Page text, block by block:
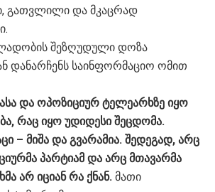
გათვლილი და მკაცრად
შეზღუდული დოზა
დანარჩენს საინფორმაციო ომით
და ოპოზიციურ ტელეარხზე იყო
რაც იყო უდიდესი შეცდომა.
– მიშა და გვარამია. შედეგად, არც
პარტიამ და არც მთავარმა
არ იციან რა ქნან. მათი